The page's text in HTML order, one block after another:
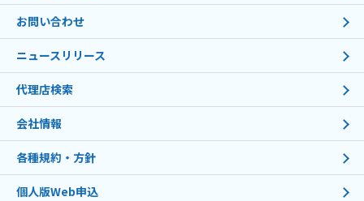
お問い合わせ
ニュースリリース
代理店検索
会社情報
各種規約・方針
個人版Web申込